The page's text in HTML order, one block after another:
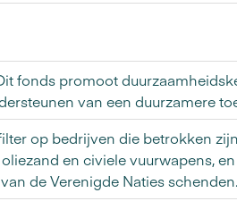
fonds promoot
van een duurzamere
op bedrijven die betrokken
en civiele vuurwapens,
de Verenigde Naties schenden.